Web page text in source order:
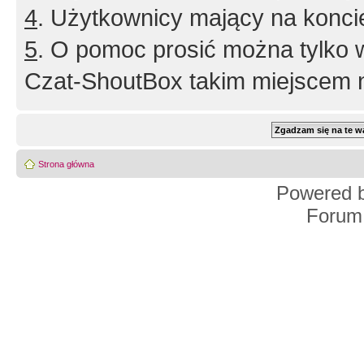
4. Użytkownicy mający na
5. O pomoc prosić można tylko
Czat-ShoutBox takim miejscem
Strona główna
Powered